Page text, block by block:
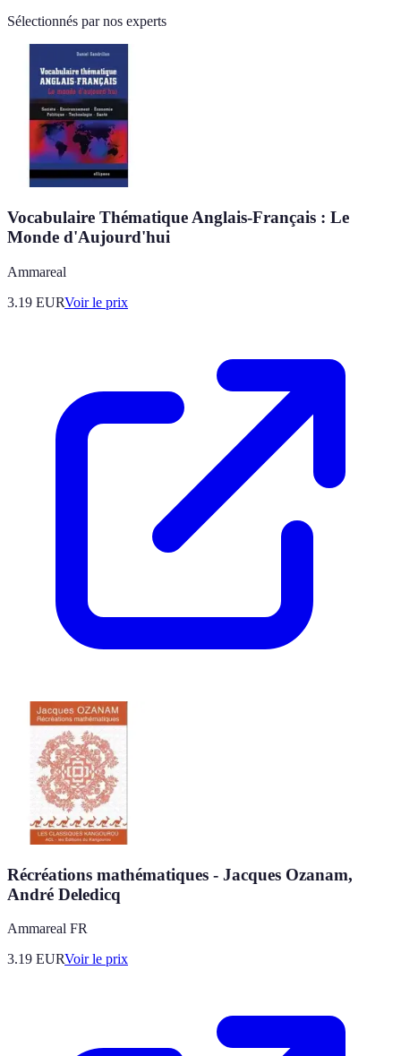
Sélectionnés par nos experts
Vocabulaire Thématique Anglais-Français : Le
Monde d'Aujourd'hui
Ammareal
3.19 EURVoir le prix
Récréations mathématiques - Jacques Ozanam,
André Deledicq
Ammareal FR
3.19 EURVoir le prix